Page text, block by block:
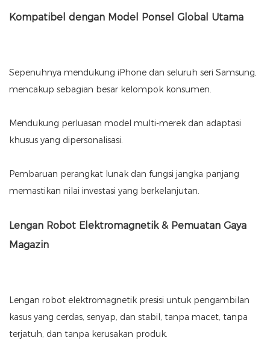
Kompatibel dengan Model Ponsel Global Utama
Sepenuhnya mendukung iPhone dan seluruh seri Samsung,
mencakup sebagian besar kelompok konsumen.
Mendukung perluasan model multi-merek dan adaptasi
khusus yang dipersonalisasi.
Pembaruan perangkat lunak dan fungsi jangka panjang
memastikan nilai investasi yang berkelanjutan.
Lengan Robot Elektromagnetik & Pemuatan Gaya
Magazin
Lengan robot elektromagnetik presisi untuk pengambilan
kasus yang cerdas, senyap, dan stabil, tanpa macet, tanpa
terjatuh, dan tanpa kerusakan produk.